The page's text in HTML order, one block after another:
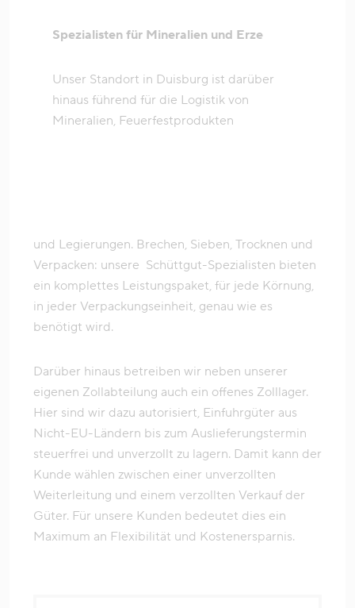
Spezialisten für Mineralien und Erze
Unser Standort in Duisburg ist darüber
hinaus führend für die Logistik von
Mineralien, Feuerfestprodukten
und Legierungen. Brechen, Sieben, Trocknen und
Verpacken: unsere Schüttgut-Spezialisten bieten
ein komplettes Leistungspaket, für jede Körnung,
in jeder Verpackungseinheit, genau wie es
benötigt wird.
Darüber hinaus betreiben wir neben unserer
eigenen Zollabteilung auch ein offenes Zolllager.
Hier sind wir dazu autorisiert, Einfuhrgüter aus
Nicht-EU-Ländern bis zum Auslieferungstermin
steuerfrei und unverzollt zu lagern. Damit kann der
Kunde wählen zwischen einer unverzollten
Weiterleitung und einem verzollten Verkauf der
Güter. Für unsere Kunden bedeutet dies ein
Maximum an Flexibilität und Kostenersparnis.